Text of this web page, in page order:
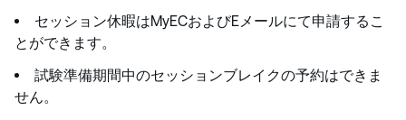
セッション休暇はMyECおよびEメールにて申請するこ
とができます。
試験準備期間中のセッションブレイクの予約はできま
せん。